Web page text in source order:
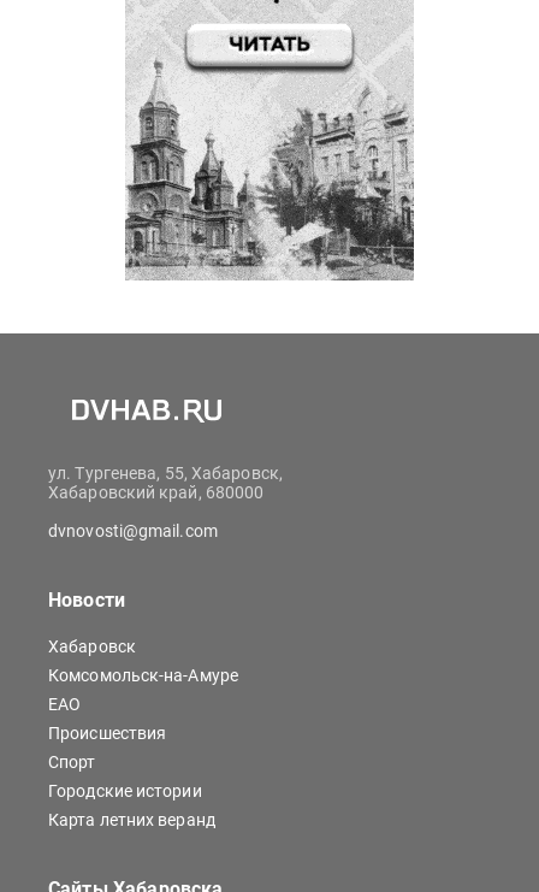
ул. Тургенева, 55, Хабаровск,
Хабаровский край, 680000
dvnovosti@gmail.com
Новости
Хабаровск
Комсомольск-на-Амуре
ЕАО
Происшествия
Спорт
Городские истории
Карта летних веранд